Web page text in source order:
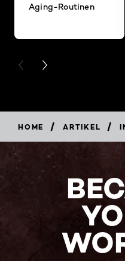
Aging-Routinen
PREVIOUS CARD
NEXT CARD
HOME / ARTIKEL /